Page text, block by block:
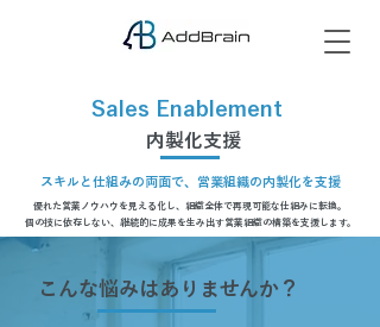
Sales Enablement
内製化支援
スキルと仕組みの両面で、営業組織の内製化を支援
優れた営業ノウハウを見える化し、組織全体で再現可能な仕組みに転換。
個の技に依存しない、継続的に成果を生み出す営業組織の構築を支援します。
​こんな悩みはありませんか？